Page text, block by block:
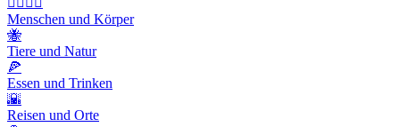
Menschen und Körper
🐝
Tiere und Natur
🍕
Essen und Trinken
🌇
Reisen und Orte